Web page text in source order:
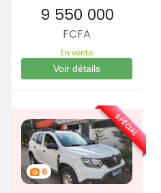
9 550 000
FCFA
En vente
Voir détails
6
SPÉCIAL